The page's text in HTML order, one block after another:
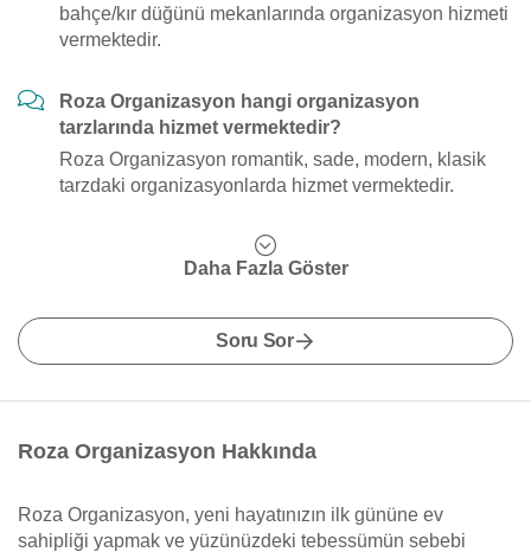
bahçe/kır düğünü mekanlarında organizasyon hizmeti
vermektedir.
Roza Organizasyon hangi organizasyon
tarzlarında hizmet vermektedir?
Roza Organizasyon romantik, sade, modern, klasik
tarzdaki organizasyonlarda hizmet vermektedir.
Daha Fazla Göster
Soru Sor
Roza Organizasyon Hakkında
Roza Organizasyon, yeni hayatınızın ilk gününe ev
sahipliği yapmak ve yüzünüzdeki tebessümün sebebi